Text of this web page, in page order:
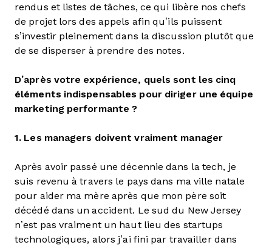
rendus et listes de tâches, ce qui libère nos chefs
de projet lors des appels afin qu’ils puissent
s’investir pleinement dans la discussion plutôt que
de se disperser à prendre des notes.
D’après votre expérience, quels sont les cinq
éléments indispensables pour diriger une équipe
marketing performante ?
1. Les managers doivent vraiment manager
Après avoir passé une décennie dans la tech, je
suis revenu à travers le pays dans ma ville natale
pour aider ma mère après que mon père soit
décédé dans un accident. Le sud du New Jersey
n’est pas vraiment un haut lieu des startups
technologiques, alors j’ai fini par travailler dans